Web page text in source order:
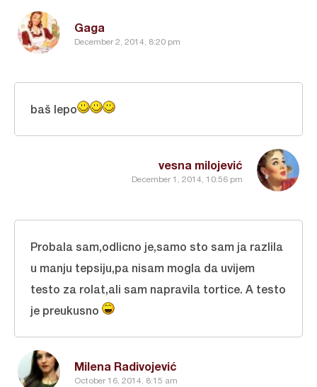
Gaga
December 2, 2014, 8:20 pm
vesna milojević
December 1, 2014, 10:56 pm
baš lepo
Milena Radivojević
October 16, 2014, 8:15 am
Probala sam,odlicno je,samo sto sam ja razlila
u manju tepsiju,pa nisam mogla da uvijem
testo za rolat,ali sam napravila tortice. A testo
je preukusno